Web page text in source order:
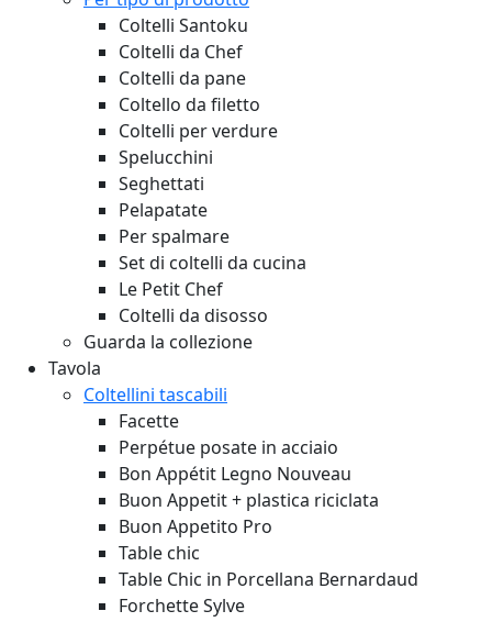
Coltelli Santoku
Coltelli da Chef
Coltelli da pane
Coltello da filetto
Coltelli per verdure
Spelucchini
Seghettati
Pelapatate
Per spalmare
Set di coltelli da cucina
Le Petit Chef
Coltelli da disosso
Guarda la collezione
Tavola
Coltellini tascabili
Facette
Perpétue posate in acciaio
Bon Appétit Legno Nouveau
Buon Appetit + plastica riciclata
Buon Appetito Pro
Table chic
Table Chic in Porcellana Bernardaud
Forchette Sylve